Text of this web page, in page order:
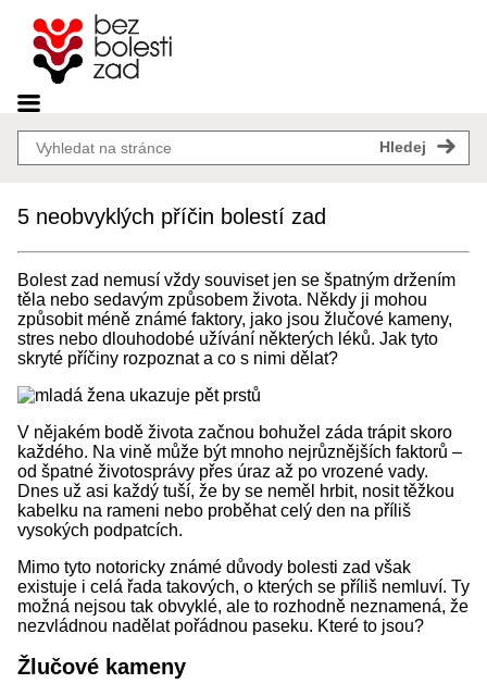
0
5 neobvyklých příčin bolestí zad
Bolest zad nemusí vždy souviset jen se špatným držením
těla nebo sedavým způsobem života. Někdy ji mohou
způsobit méně známé faktory, jako jsou žlučové kameny,
stres nebo dlouhodobé užívání některých léků. Jak tyto
skryté příčiny rozpoznat a co s nimi dělat?
V nějakém bodě života začnou bohužel záda trápit skoro
každého. Na vině může být mnoho nejrůznějších faktorů –
od špatné životosprávy přes úraz až po vrozené vady.
Dnes už asi každý tuší, že by se neměl hrbit, nosit těžkou
kabelku na rameni nebo proběhat celý den na příliš
vysokých podpatcích.
Mimo tyto notoricky známé důvody bolesti zad však
existuje i celá řada takových, o kterých se příliš nemluví. Ty
možná nejsou tak obvyklé, ale to rozhodně neznamená, že
nezvládnou nadělat pořádnou paseku. Které to jsou?
Žlučové kameny